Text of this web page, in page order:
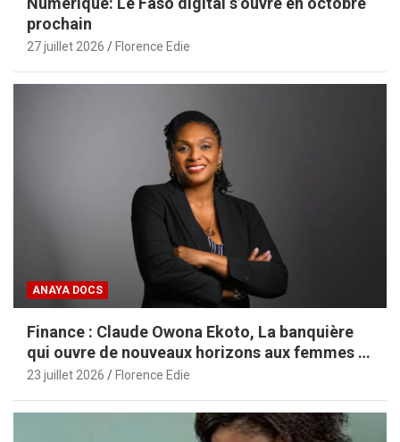
prochain
27 juillet 2026 Florence Edie
ANAYA DOCS
Finance : Claude Owona Ekoto, La banquière
qui ouvre de nouveaux horizons aux femmes et
aux PME africaines
23 juillet 2026 Florence Edie